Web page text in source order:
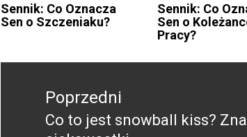
Sennik: Co Oznacza
Sen o Szczeniaku?
Sennik: Co
Sen o
Pracy?
Nawigacja
Poprzedni
Poprzedni
Co to jest snowball kiss?